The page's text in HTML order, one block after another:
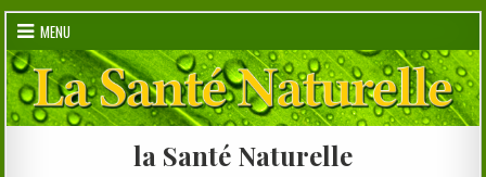
Skip
content
MENU
la Santé Naturelle